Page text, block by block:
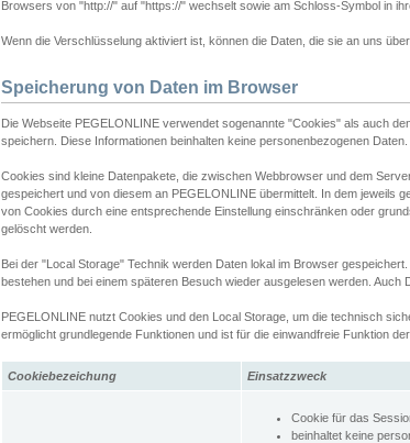
Browsers von "http://" auf "https://" wechselt sowie am Schloss-Symbol in
Wenn die Verschlüsselung aktiviert ist, können die Daten, die sie an uns
Speicherung von Daten im Browser
Die Webseite PEGELONLINE verwendet sogenannte "Cookies" als auch
speichern. Diese Informationen beinhalten keine personenbezogenen Daten.
Cookies sind kleine Datenpakete, die zwischen Webbrowser und dem
gespeichert und von diesem an PEGELONLINE übermittelt. In dem jeweils
von Cookies durch eine entsprechende Einstellung einschränken oder
gelöscht werden.
Bei der "Local Storage" Technik werden Daten lokal im Browser
bestehen und bei einem späteren Besuch wieder ausgelesen werden.
PEGELONLINE nutzt Cookies und den Local Storage, um die technisch
ermöglicht grundlegende Funktionen und ist für die einwandfreie Funktion
Cookiebezeichung Einsatzzweck
Cookie für das
beinhaltet keine